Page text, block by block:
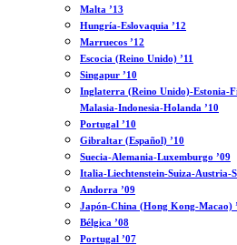
Malta ’13
Hungría-Eslovaquia ’12
Marruecos ’12
Escocia (Reino Unido) ’11
Singapur ’10
Inglaterra (Reino Unido)-Estonia-
Malasia-Indonesia-Holanda ’10
Portugal ’10
Gibraltar (Español) ’10
Suecia-Alemania-Luxemburgo ’09
Italia-Liechtenstein-Suiza-Austria-
Andorra ’09
Japón-China (Hong Kong-Macao)
Bélgica ’08
Portugal ’07